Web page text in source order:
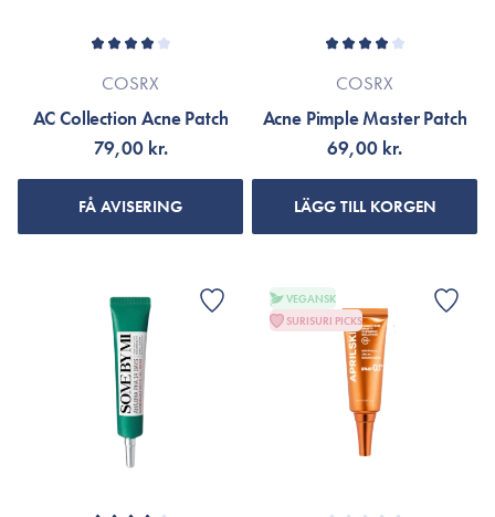
COSRX
AC Collection Acne Patch
79,00 kr.
FÅ AVISERING
COSRX
Acne Pimple Master Patch
69,00 kr.
LÄGG TILL KORGEN
VEGANSK
SURISURI PICKS